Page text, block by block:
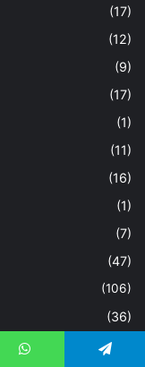
(17)
(12)
(9)
(17)
(1)
(11)
(16)
(1)
(7)
(47)
(106)
(36)
(12)